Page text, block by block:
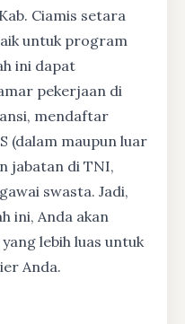
Ciamis setara
untuk program
ini dapat
pekerjaan di
mendaftar
(dalam maupun luar
jabatan di TNI,
swasta. Jadi,
ini, Anda akan
lebih luas untuk
Anda.